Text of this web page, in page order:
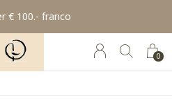
0
€ 100.- franco